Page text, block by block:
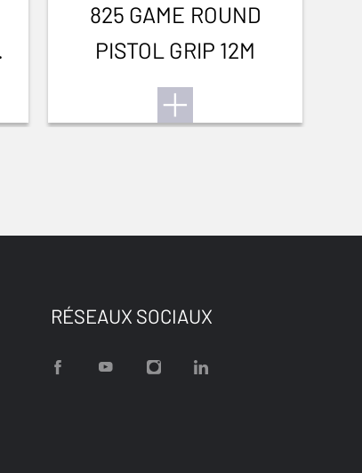
825 GAME ROUND
PISTOL GRIP 12M
RÉSEAUX SOCIAUX